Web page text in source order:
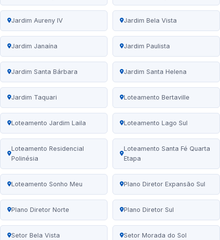
Jardim Aureny IV Jardim Bela Vista
Jardim Janaína Jardim Paulista
Jardim Santa Bárbara Jardim Santa Helena
Jardim Taquari Loteamento Bertaville
Loteamento Jardim Laila Loteamento Lago Sul
Loteamento Residencial
Polinésia
Loteamento Santa Fé Quarta
Etapa
Loteamento Sonho Meu Plano Diretor Expansão Sul
Plano Diretor Norte Plano Diretor Sul
Setor Bela Vista Setor Morada do Sol